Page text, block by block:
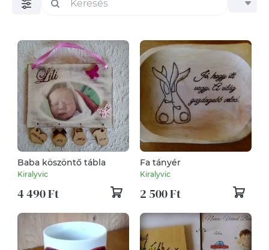
Baba köszöntő tábla
Kiralyvic
4 490 Ft
Fa tányér
Kiralyvic
2 500 Ft